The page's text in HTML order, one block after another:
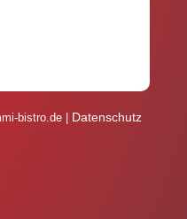
bistro.de | Datenschutz